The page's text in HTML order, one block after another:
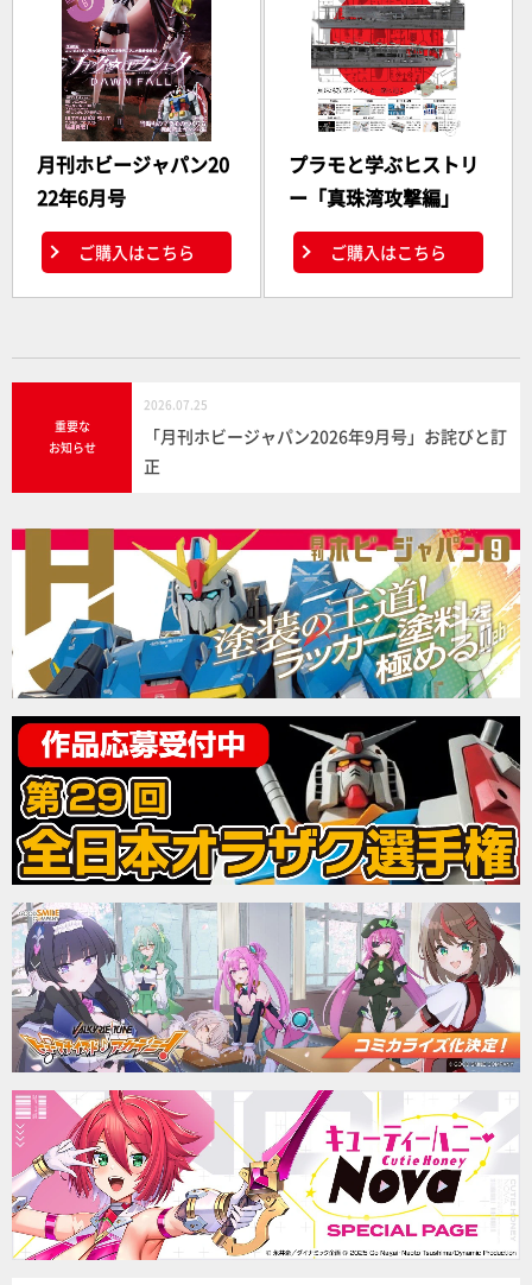
月刊ホビージャパン20
22年6月号
ご購入はこちら
プラモと学ぶヒストリ
ー「真珠湾攻撃編」
ご購入はこちら
重要な
お知らせ
2026.07.25
「月刊ホビージャパン2026年9月号」お詫びと訂
正